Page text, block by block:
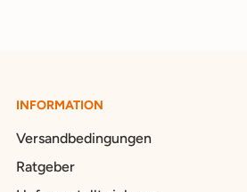
INFORMATION
Versandbedingungen
Ratgeber